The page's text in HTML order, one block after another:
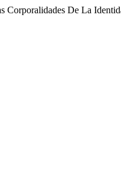
Corporalidades De La